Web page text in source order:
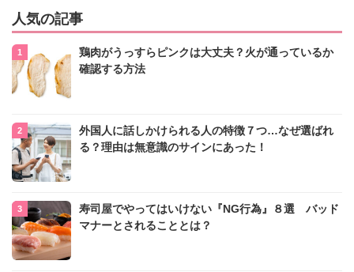
人気の記事
鶏肉がうっすらピンクは大丈夫？火が通っているか
確認する方法
外国人に話しかけられる人の特徴７つ…なぜ選ばれ
る？理由は無意識のサインにあった！
寿司屋でやってはいけない『NG行為』８選 バッド
マナーとされることとは？